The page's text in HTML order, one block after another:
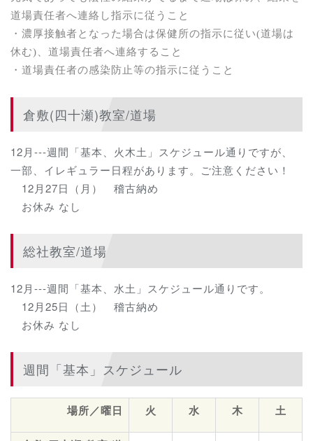
道場責任者へ連絡し指示に従うこと
・濃厚接触者となった場合は保健所の指示に従い(道場は
休む)、道場責任者へ連絡すること
・道場責任者の感染防止等の指示に従うこと
倉敷(四十瀬)教室/道場
12月---週間「基本、火木土」スケジュール通りですが、
一部、イレギュラー日程があります。ご注意ください！
12月27日（月） 稽古納め
お休み なし
総社教室/道場
12月---週間「基本、水土」スケジュール通りです。
12月25日（土） 稽古納め
お休み なし
週間「基本」スケジュール
場所／曜日 火 水 木 土